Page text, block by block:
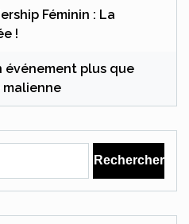
Féminin : La
!
événement plus que
malienne